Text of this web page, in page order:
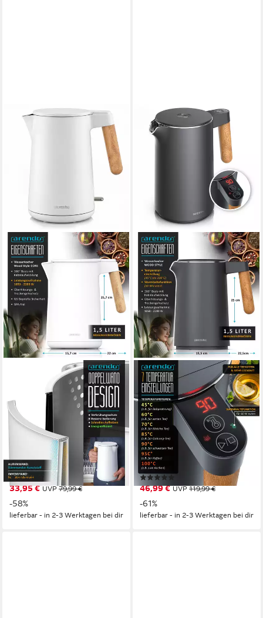
Wasserkocher Edelstahl,
Doppelwand, Cool-Touch,
360° Basis, mit Griff in
Holzoptik
Leistung
Kapazität
Edelstahl
Material
(1)
33,95 € UVP 79,99 €
-58%
lieferbar - in 2-3 Werktagen bei dir
ARENDO
Wasserkocher Edelstahl,
Doppelwand,
Temperatureinstellung 40° -
100 °C mit Anzeige
2200 W
Leistung
1,5 l
Edelstahl, Kunststoff
46,99 € UVP 119,99 €
-61%
lieferbar - in 2-3 Werktagen bei dir